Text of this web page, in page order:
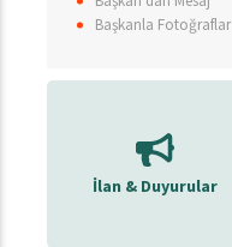
Başkanla Fotoğraflar
İlan & Duyurular